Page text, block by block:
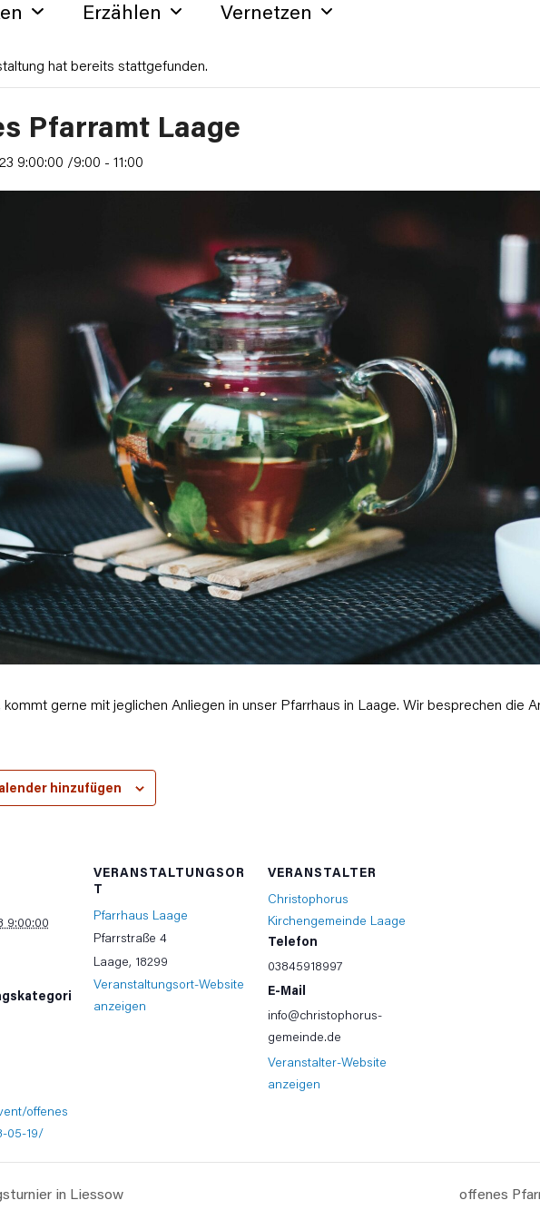
Erzählen Vernetzen
hat bereits stattgefunden.
Pfarramt Laage
9:00:00 /9:00 - 11:00
kommt gerne mit jeglichen Anliegen in unser Pfarrhaus in Laage. Wir besprechen die
hinzufügen
9:00:00
offenes
05-19/
VERANSTALTUNGSOR
T
Pfarrhaus Laage
Pfarrstraße 4
Laage, 18299
Veranstaltungsort-Website
anzeigen
VERANSTALTER
Christophorus
Kirchengemeinde Laage
Telefon
03845918997
E-Mail
info@christophorus-
gemeinde.de
Veranstalter-Website
anzeigen
in Liessow offenes